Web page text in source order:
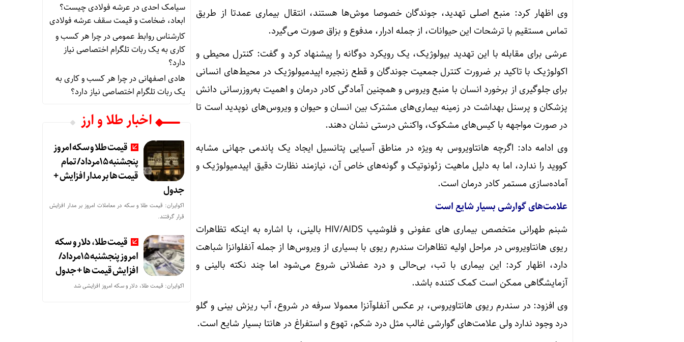
وی اظهار کرد: منبع اصلی تهدید، جوندگان خصوصا موش‌ها هستند، انتقال بیماری عمدتا از طریق
تماس مستقیم با ترشحات این حیوانات، از جمله ادرار، مدفوع و بزاق صورت می‌گیرد.
عرشی برای مقابله با این تهدید بیولوژیک، یک رویکرد دوگانه را پیشنهاد کرد و گفت: کنترل محیطی و
اکولوژیک با تاکید بر ضرورت کنترل جمعیت جوندگان و قطع زنجیره اپیدمیولوژیک در محیط‌های انسانی
برای جلوگیری از برخورد انسان با منبع ویروس و همچنین آمادگی کادر درمان و اهمیت به‌روزرسانی دانش
پزشکان و پرسنل بهداشت در زمینه بیماری‌های مشترک بین انسان و حیوان و ویروس‌های نوپدید است تا
در صورت مواجهه با کیس‌های مشکوک، واکنش درستی نشان دهند.
وی ادامه داد: اگرچه هانتاویروس به‌ ویژه در مناطق آسیایی پتانسیل ایجاد یک پاندمی جهانی مشابه
کووید را ندارد، اما به دلیل ماهیت زئونوتیک و گونه‌های خاص آن، نیازمند نظارت دقیق اپیدمیولوژیک و
آماده‌سازی مستمر کادر درمان است.
علامت‌های گوارشی بسیار شایع است
شبنم طهرانی متخصص بیماری های عفونی و فلوشیپ HIV/AIDS بالینی، با اشاره به اینکه تظاهرات
ریوی هانتاویروس در مراحل اولیه تظاهرات سندرم ریوی با بسیاری از ویروس‌ها از جمله آنفلوانزا شباهت
دارد، اظهار کرد: این بیماری با تب، بی‌حالی و درد عضلانی شروع می‌شود اما چند نکته بالینی و
آزمایشگاهی ممکن است کمک کننده باشد.
وی افزود: در سندرم ریوی هانتاویروس، بر عکس آنفلوآنزا معمولا سرفه در شروع، آب ریزش بینی و گلو
درد وجود ندارد ولی علامت‌های گوارشی غالب مثل درد شکم، تهوع و استفراغ در هانتا بسیار شایع است.
سیامک احدیدر عرشه فولادی چیست؟
ابعاد، ضخامت و قیمت سقف عرشه فولادی
کارشناس روابط عمومیدرچرا هر کسب‌ و
کاری به یک ربات تلگرام اختصاصی نیاز
دارد؟
هادی اصفهانیدرچرا هر کسب‌ و کاری به
یک ربات تلگرام اختصاصی نیاز دارد؟
اخبار طلا و ارز
قیمت طلا و سکه امروز
پنجشنبه 15مرداد/ تمام
قیمت ها بر مدار افزایش +
جدول
اکوایران: قیمت طلا و سکه در معاملات امروز بر مدار افزایش
قرار گرفتند.
قیمت طلا، دلار و سکه
امروز پنجشنبه 15مرداد/
افزایش قیمت ها + جدول
اکوایران: قیمت طلا، دلار و سکه امروز افزایشی شد